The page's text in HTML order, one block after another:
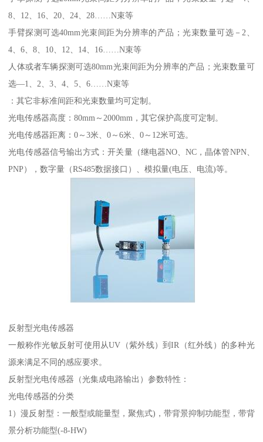
8、12、16、20、24、28……N束等
手臂探测可选40mm光束间距为分辨率的产品；光束数量可选－2、
4、6、8、10、12、14、16……N束等
人体或者车辆探测可选80mm光束间距为分辨率的产品；光束数量可
选—1、2、3、4、5、6……N束等
：其它非标准间距和光束数量均可定制。
光电传感器高度：80mm～2000mm，其它保护高度可定制。
光电传感器距离：0～3米、0～6米、0～12米可选。
光电传感器信号输出方式：开关量（继电器NO、NC，晶体管NPN、
PNP），数字量（RS485数据接口）、模拟量(电压、电流)等。
反射型光电传感器
一般称作光敏反射可使用从UV（紫外线）到IR（红外线）的多种光
源来满足不同的感应要求。
反射型光电传感器（光集成电路输出）参数特性：
光电传感器的分类
1）漫反射型：一般型或能量型，聚焦式)，带背景抑制功能型，带背
景分析功能型(-8-HW)